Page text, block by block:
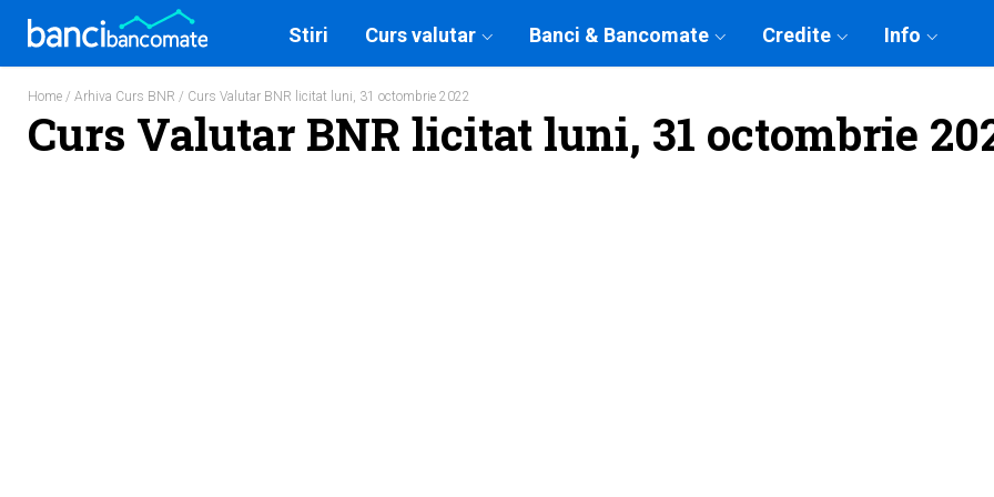
Stiri Curs valutar Banci & Bancomate Credite Info
Home / Arhiva Curs BNR / Curs Valutar BNR licitat luni, 31 octombrie 2022
Curs Valutar BNR licitat luni, 31 octombrie